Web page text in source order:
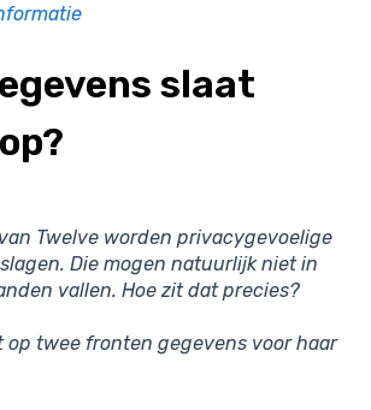
slaat
Twelve worden privacygevoelige
Die mogen natuurlijk niet in
vallen. Hoe zit dat precies?
op twee fronten gegevens voor haar